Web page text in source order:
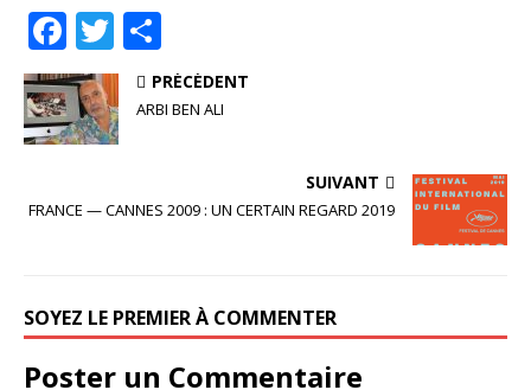
F
a
c
e
o
T
w
it
te
ar
ta
r
PRÉCÉDENT
ARBI BEN ALI
SUIVANT
FRANCE — CANNES 2009 : UN CERTAIN REGARD 2019
SOYEZ LE PREMIER À COMMENTER
Poster un Commentaire